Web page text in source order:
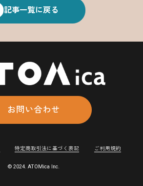
記事一覧に戻る
お問い合わせ
特定商取引法に基づく表記 ご利用規約
© 2024. ATOMica Inc.